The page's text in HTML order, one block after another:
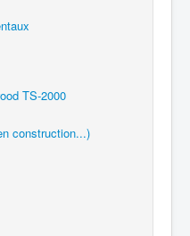
TS-2000
construction...)